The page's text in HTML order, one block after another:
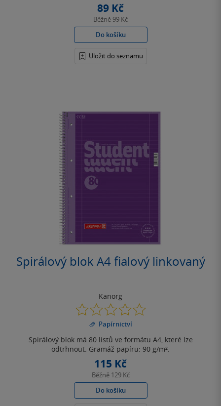
89 Kč
Běžně 99 Kč
Do košíku
Uložit do seznamu
Spirálový blok A4 fialový linkovaný
Kanorg
0.0
z
5
Papírnictví
Spirálový blok má 80 listů ve formátu A4, které lze
odtrhnout. Gramáž papíru: 90 g/m².
115 Kč
Běžně 129 Kč
Do košíku